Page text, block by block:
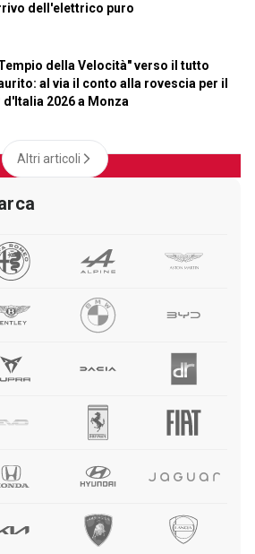
dell'elettrico puro
della Velocità" verso il tutto
al via il conto alla rovescia per il
d'Italia 2026 a Monza
Altri articoli